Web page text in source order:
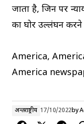
जाता है, जिन पर
का घोर उल्लंघन
America,
America
अन्तर्राष्ट्रीय 17/10/2022by